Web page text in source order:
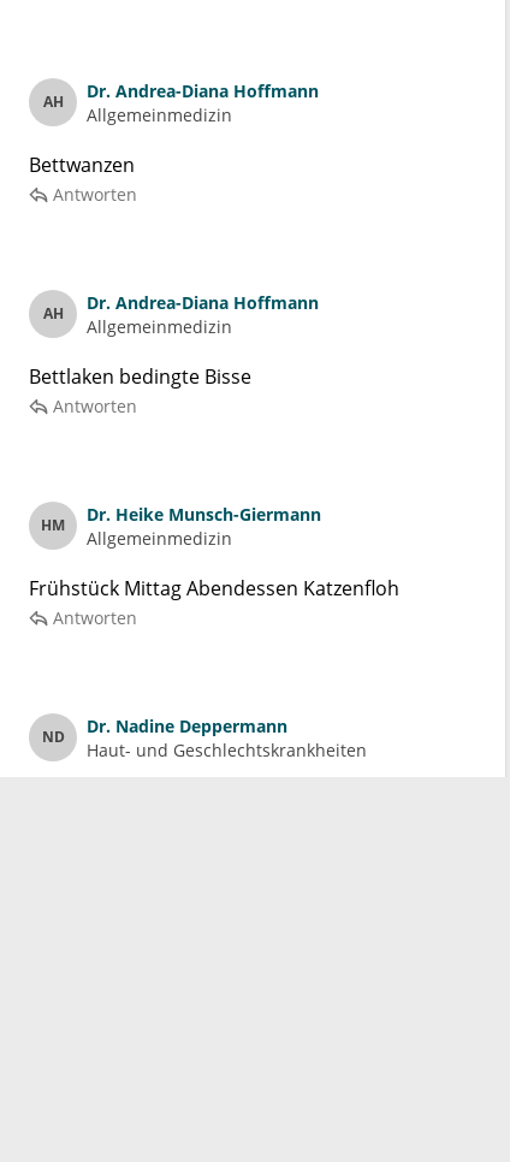
AH Dr. Andrea-Diana Hoffmann
Allgemeinmedizin
Bettwanzen
Antworten
AH Dr. Andrea-Diana Hoffmann
Allgemeinmedizin
Bettlaken bedingte Bisse
Antworten
HM Dr. Heike Munsch-Giermann
Allgemeinmedizin
Frühstück Mittag Abendessen Katzenfloh
Antworten
ND Dr. Nadine Deppermann
Haut- und Geschlechtskrankheiten